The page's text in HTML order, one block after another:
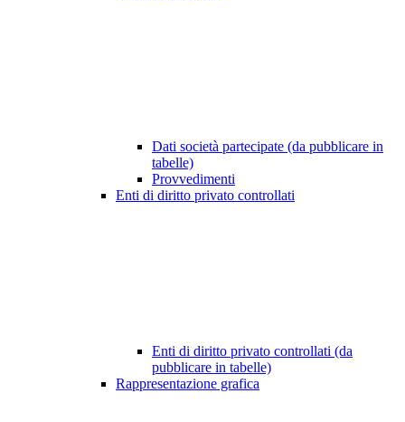
Dati società partecipate (da pubblicare in
tabelle)
Provvedimenti
Enti di diritto privato controllati
Enti di diritto privato controllati (da
pubblicare in tabelle)
Rappresentazione grafica